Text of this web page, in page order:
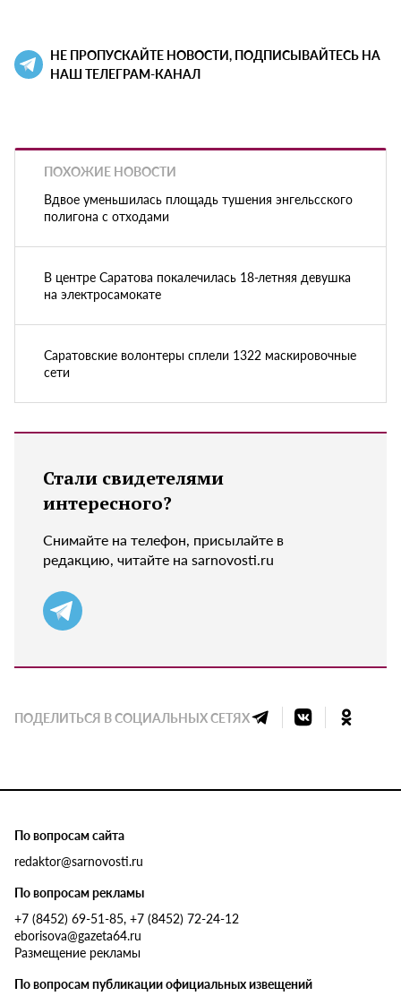
НЕ ПРОПУСКАЙТЕ НОВОСТИ, ПОДПИСЫВАЙТЕСЬ НА
НАШ ТЕЛЕГРАМ-КАНАЛ
ПОХОЖИЕ НОВОСТИ
Вдвое уменьшилась площадь тушения энгельсского
полигона с отходами
В центре Саратова покалечилась 18-летняя девушка
на электросамокате
Саратовские волонтеры сплели 1322 маскировочные
сети
Стали свидетелями
интересного?
Снимайте на телефон, присылайте в
редакцию, читайте на sarnovosti.ru
ПОДЕЛИТЬСЯ В СОЦИАЛЬНЫХ СЕТЯХ
По вопросам сайта
redaktor@sarnovosti.ru
По вопросам рекламы
+7 (8452) 69-51-85, +7 (8452) 72-24-12
eborisova@gazeta64.ru
Размещение рекламы
По вопросам публикации официальных извещений